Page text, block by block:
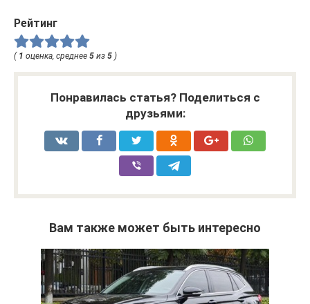
Рейтинг
( 1 оценка, среднее 5 из 5 )
Понравилась статья? Поделиться с
друзьями:
Вам также может быть интересно